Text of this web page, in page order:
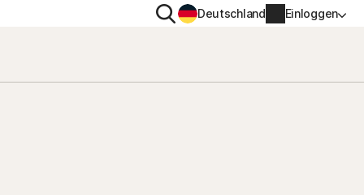
SuchenDeutschland Einloggen